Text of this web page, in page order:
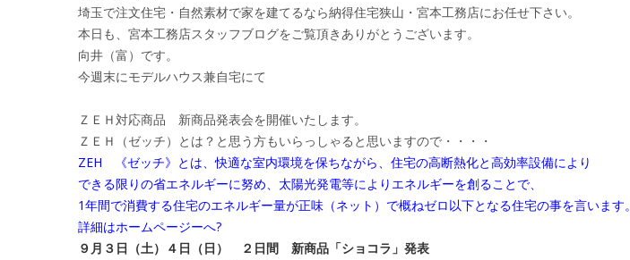
埼玉で注文住宅・自然素材で家を建てるなら納得住宅狭山・宮本工務店にお任せ下さい。
本日も、宮本工務店スタッフブログをご覧頂きありがとうございます。
向井（富）です。
今週末にモデルハウス兼自宅にて
ＺＥＨ対応商品 新商品発表会を開催いたします。
ＺＥＨ（ゼッチ）とは？と思う方もいらっしゃると思いますので・・・・
ZEH 《ゼッチ》とは、快適な室内環境を保ちながら、住宅の高断熱化と高効率設備により
できる限りの省エネルギーに努め、太陽光発電等によりエネルギーを創ることで、
1年間で消費する住宅のエネルギー量が正味（ネット）で概ねゼロ以下となる住宅の事を言います。
詳細はホームページーへ?
９月３日（土）４日（日） ２日間 新商品「ショコラ」発表